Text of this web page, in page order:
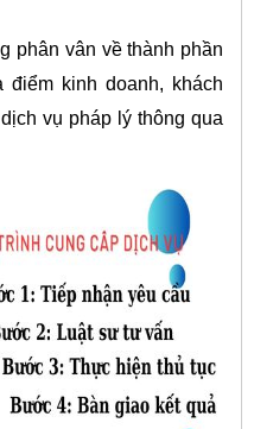
vân về thành phần
kinh doanh, khách
vụ pháp lý thông qua